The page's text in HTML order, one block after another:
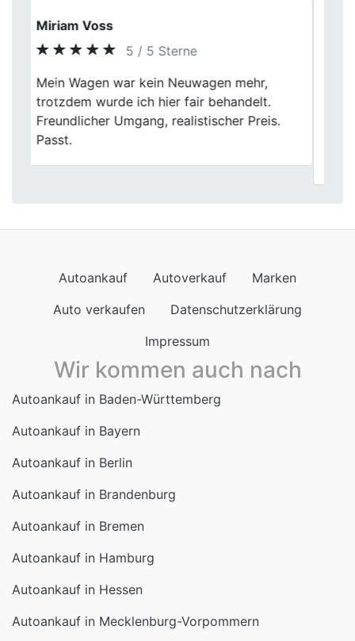
Lisa H.
4 / 5 Sterne
Fischer Autoankauf hat meinen alten
Wagen zu einem angemessenen Preis
gekauft. Die Bewertung war fair, jedoch
gab es einige kleinere
Previous
Autoankauf Autoverkauf
Marken
Auto verkaufen
Datenschutzerklärung
Impressum
Wir kommen auch nach
Autoankauf in Baden-Württemberg
Autoankauf in Bayern
Autoankauf in Berlin
Autoankauf in Brandenburg
Autoankauf in Bremen
Autoankauf in Hamburg
Autoankauf in Hessen
Autoankauf in Mecklenburg-Vorpommern